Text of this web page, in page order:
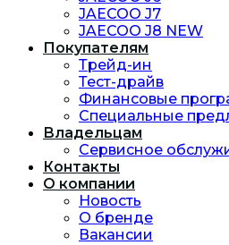
JAECOO J7
JAECOO J8 NEW
Покупателям
Трейд-ин
Тест-драйв
Финансовые
Специальные
Владельцам
Сервисное
Контакты
О компании
Новость
O бренде
Вакансии